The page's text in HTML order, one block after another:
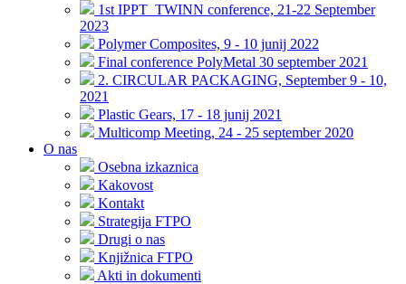
1st IPPT_TWINN conference, 21-22 September
2023
Polymer Composites, 9 - 10 junij 2022
Final conference PolyMetal 30 september 2021
2. CIRCULAR PACKAGING, September 9 - 10,
2021
Plastic Gears, 17 - 18 junij 2021
Multicomp Meeting, 24 - 25 september 2020
O nas
Osebna izkaznica
Kakovost
Kontakt
Strategija FTPO
Drugi o nas
Knjižnica FTPO
Akti in dokumenti